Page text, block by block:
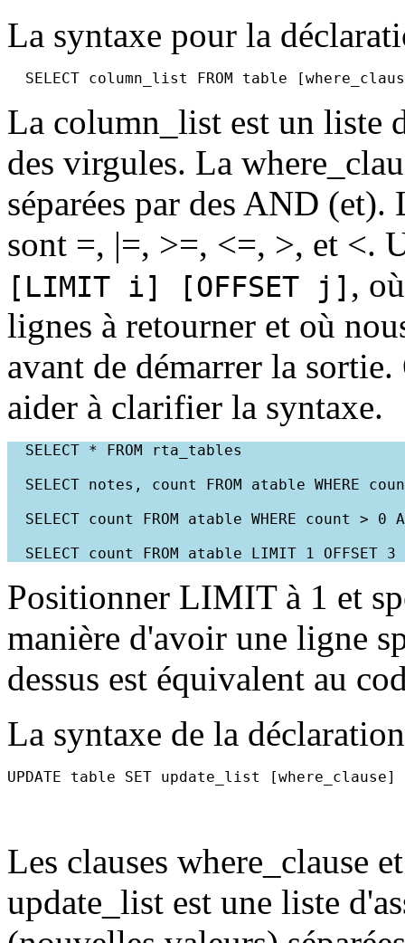
La syntaxe pour la
La column_list est un liste
des virgules. La
séparées par des AND (et).
sont =, |=, >=, <=, >, et <.
[LIMIT i] [OFFSET j] ,
lignes à retourner et où
avant de démarrer la
aider à clarifier la syntaxe.
  SELECT * FROM rta_tables
SELECT notes, count FROM atable WHERE
SELECT count FROM atable WHERE count > 0
Positionner LIMIT à 1 et
manière d'avoir une ligne
dessus est équivalent au
La syntaxe de la
Les clauses where_clause
update_list est une liste